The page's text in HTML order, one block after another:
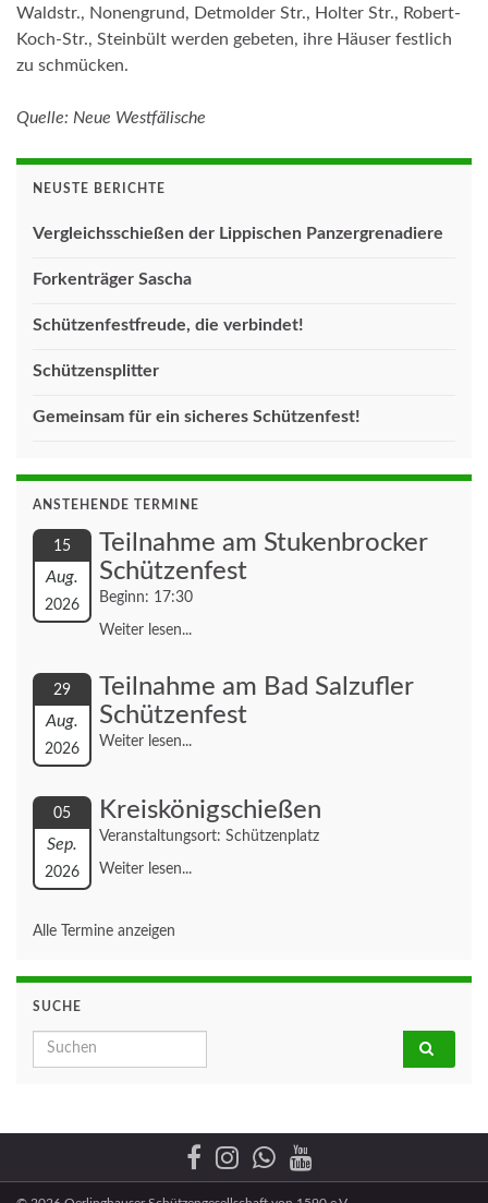
Waldstr., Nonengrund, Detmolder Str., Holter Str., Robert-
Koch-Str., Steinbült werden gebeten, ihre Häuser festlich
zu schmücken.
Quelle: Neue Westfälische
NEUSTE BERICHTE
Vergleichsschießen der Lippischen Panzergrenadiere
Forkenträger Sascha
Schützenfestfreude, die verbindet!
Schützensplitter
Gemeinsam für ein sicheres Schützenfest!
ANSTEHENDE TERMINE
15
Aug.
2026
Teilnahme am Stukenbrocker
Schützenfest
Beginn: 17:30
Weiter lesen...
29
Aug.
2026
Teilnahme am Bad Salzufler
Schützenfest
Weiter lesen...
05
Sep.
2026
Kreiskönigschießen
Veranstaltungsort: Schützenplatz
Weiter lesen...
Alle Termine anzeigen
SUCHE
Search for: